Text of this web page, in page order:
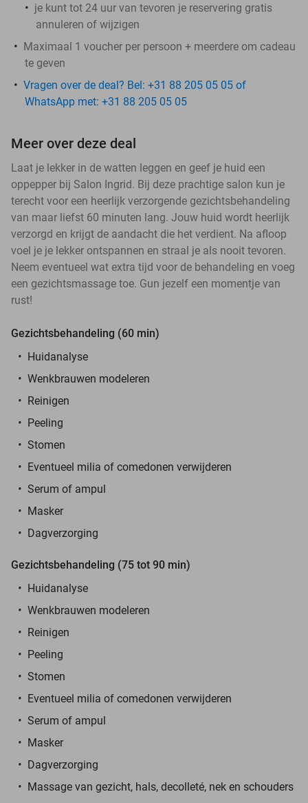
je kunt tot 24 uur van tevoren je reservering gratis
annuleren of wijzigen
Maximaal 1 voucher per persoon + meerdere om cadeau
te geven
Vragen over de deal? Bel: +31 88 205 05 05 of
WhatsApp met: +31 88 205 05 05
Meer over deze deal
Laat je lekker in de watten leggen en geef je huid een
oppepper bij Salon Ingrid. Bij deze prachtige salon kun je
terecht voor een heerlijk verzorgende gezichtsbehandeling
van maar liefst 60 minuten lang. Jouw huid wordt heerlijk
verzorgd en krijgt de aandacht die het verdient. Na afloop
voel je je lekker ontspannen en straal je als nooit tevoren.
Neem eventueel wat extra tijd voor de behandeling en voeg
een gezichtsmassage toe. Gun jezelf een momentje van
rust!
Gezichtsbehandeling (60 min)
Huidanalyse
Wenkbrauwen modeleren
Reinigen
Peeling
Stomen
Eventueel milia of comedonen verwijderen
Serum of ampul
Masker
Dagverzorging
Gezichtsbehandeling (75 tot 90 min)
Huidanalyse
Wenkbrauwen modeleren
Reinigen
Peeling
Stomen
Eventueel milia of comedonen verwijderen
Serum of ampul
Masker
Dagverzorging
Massage van gezicht, hals, decolleté, nek en schouders